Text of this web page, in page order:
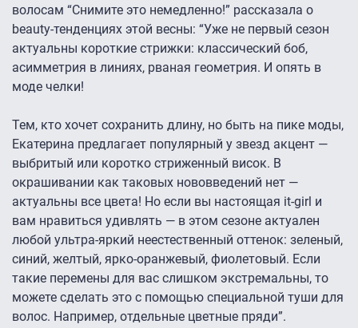
волосам “Снимите это немедленно!” рассказала о
beauty-тенденциях этой весны: “Уже не первый сезон
актуальны короткие стрижки: классический боб,
асимметрия в линиях, рваная геометрия. И опять в
моде челки!
Тем, кто хочет сохранить длину, но быть на пике моды,
Екатерина предлагает популярный у звезд акцент —
выбритый или коротко стриженный висок. В
окрашивании как таковых нововведений нет —
актуальны все цвета! Но если вы настоящая it-girl и
вам нравиться удивлять — в этом сезоне актуален
любой ультра-яркий неестественный оттенок: зеленый,
синий, желтый, ярко-оранжевый, фиолетовый. Если
такие перемены для вас слишком экстремальны, то
можете сделать это с помощью специальной туши для
волос. Например, отдельные цветные пряди”.